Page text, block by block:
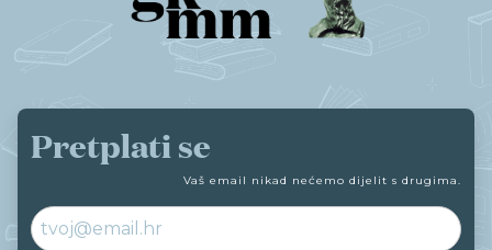
Pretplati se
Vaš email nikad nećemo dijelit s drugima.